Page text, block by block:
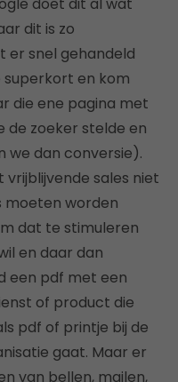
dit is zo
er snel gehandeld
superkort en kom
die ene pagina met
de zoeker stelde en
we dan conversie).
vrijblijvende sales niet
moeten worden
dat te stimuleren
en daar dan
een pdf met een
of product die
pdf of printje bij de
gaat. Maar er
van bellen, mailen,